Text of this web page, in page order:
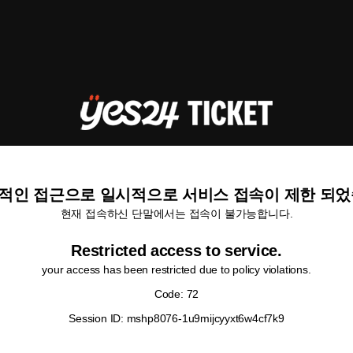
인 접근으로 일시적으로 서비스 접속이 제한 되
현재 접속하신 단말에서는 접속이 불가능합니다.
Restricted access to service.
your access has been restricted due to policy violations.
Code: 72
Session ID: mshp8076-1u9mijcyyxt6w4cf7k9